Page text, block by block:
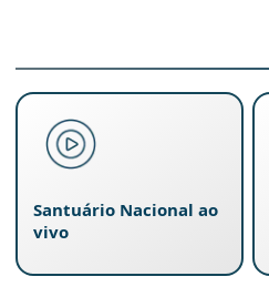
Santuário Nacional ao
vivo